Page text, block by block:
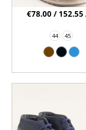
44 45
€78.00 / 152.55